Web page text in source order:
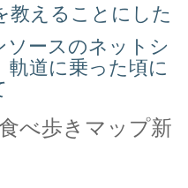
教えることにした
ソースのネットシ
軌道に乗った頃に
べ歩きマップ新